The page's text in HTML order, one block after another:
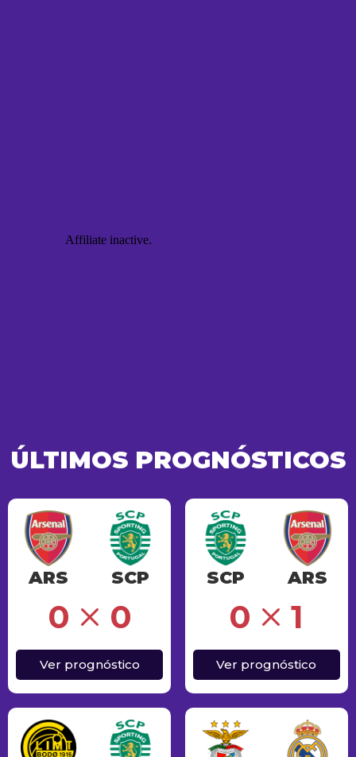
ÚLTIMOS PROGNÓSTICOS
ARS SCP
0 0
Ver prognóstico
SCP ARS
0
Erro 1
Ver prognóstico